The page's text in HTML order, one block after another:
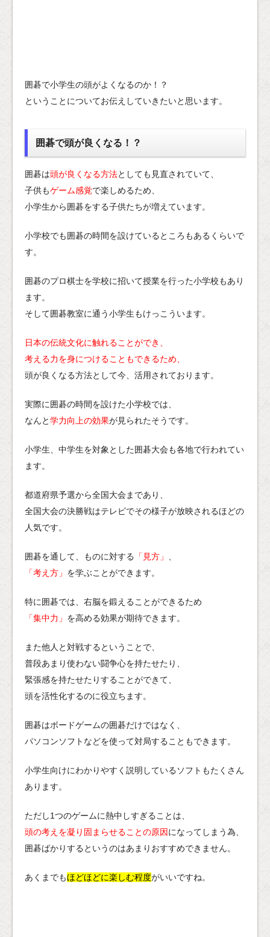
囲碁で小学生の頭がよくなるのか！？
ということについてお伝えしていきたいと思います。
囲碁で頭が良くなる！？
囲碁は頭が良くなる方法としても見直されていて、
子供もゲーム感覚で楽しめるため、
小学生から囲碁をする子供たちが増えています。
小学校でも囲碁の時間を設けているところもあるくらいで
す。
囲碁のプロ棋士を学校に招いて授業を行った小学校もあり
ます。
そして囲碁教室に通う小学生もけっこういます。
日本の伝統文化に触れることができ、
考える力を身につけることもできるため、
頭が良くなる方法として今、活用されております。
実際に囲碁の時間を設けた小学校では、
なんと学力向上の効果が見られたそうです。
小学生、中学生を対象とした囲碁大会も各地で行われてい
ます。
都道府県予選から全国大会まであり、
全国大会の決勝戦はテレビでその様子が放映されるほどの
人気です。
囲碁を通して、ものに対する 「見方」
「考え方」 を学ぶことができます。
特に囲碁では、右脳を鍛えることができるため
「集中力」 を高める効果が期待できます。
また他人と対戦するということで、
普段あまり使わない闘争心を持たせたり、
緊張感を持たせたりすることができて、
頭を活性化するのに役立ちます。
囲碁はボードゲームの囲碁だけではなく、
パソコンソフトなどを使って対局することもできます。
小学生向けにわかりやすく説明しているソフトもたくさん
あります。
ただし1つのゲームに熱中しすぎることは、
頭の考えを凝り固まらせることの原因になってしまう為、
囲碁ばかりするというのはあまりおすすめできません。
あくまでもほどほどに楽しむ程度がいいですね。